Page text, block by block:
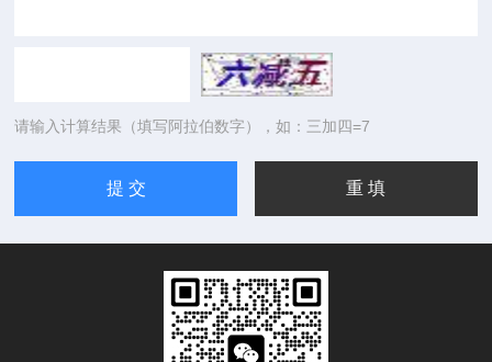
请输入计算结果（填写阿拉伯数字），如：三加四=7